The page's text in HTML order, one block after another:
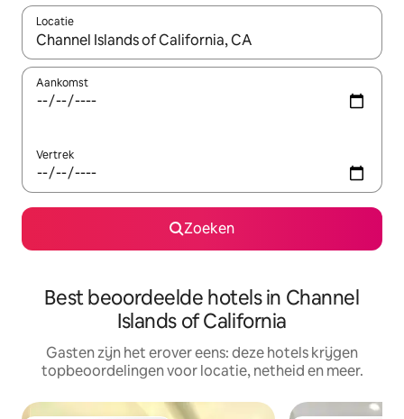
Locatie
Wanneer er resultaten beschikbaar zijn, maak je een keuze
Aankomst
Vertrek
Zoeken
Best beoordeelde hotels in Channel
Islands of California
Gasten zijn het erover eens: deze hotels krijgen
topbeoordelingen voor locatie, netheid en meer.